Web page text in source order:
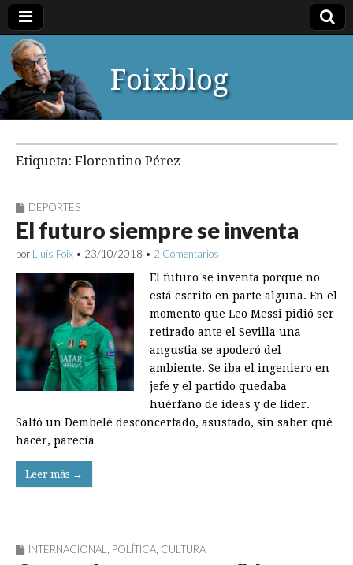
Foixblog
Etiqueta: Florentino Pérez
DEPORTES
El futuro siempre se inventa
por Lluís Foix • 23/10/2018 • 2 Comentarios
El futuro se inventa porque no
está escrito en parte alguna. En el
momento que Leo Messi pidió ser
retirado ante el Sevilla una
angustia se apoderó del
ambiente. Se iba el ingeniero en
jefe y el partido quedaba
huérfano de ideas y de líder.
Saltó un Dembelé desconcertado, asustado, sin saber qué
hacer, parecía…
Leer más →
INTERNACIONAL POLÍTICA CULTURA